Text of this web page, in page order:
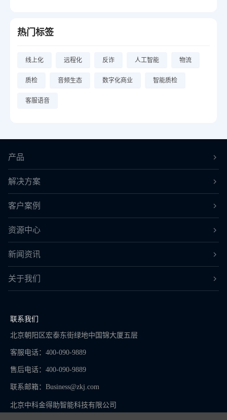
热门标签
线上化 远程化 反诈 人工智能 物流
质检 音频生态 数字化商业 智能质检
客服语音
产品
解决方案
客户案例
资源中心
新闻资讯
关于我们
联系我们
北京朝阳区宏泰东街绿地中国锦大厦五层
客服电话：400-090-9889
售后电话：400-090-9889
联系邮箱： Business@zkj.com
北京中科金得助智能科技有限公司